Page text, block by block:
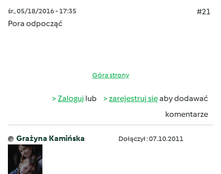
śr., 05/18/2016 - 17:35
#21
Pora odpocząć
Góra strony
Zaloguj lub zarejestruj sięaby dodawać
komentarze
Grażyna Kamińska Dołączył : 07.10.2011